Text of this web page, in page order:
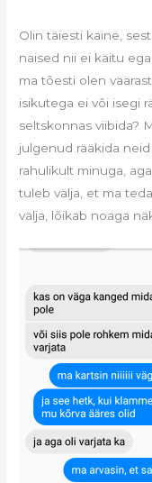
Olin täiesti kaine,
naised nii ei käitu
ma tõesti olen
isikutega ei või isegi
seltskonnas viibida?
julgenud rääkida
rahulikult minuga,
tuleb välja, et ma
välja, lõikab noaga